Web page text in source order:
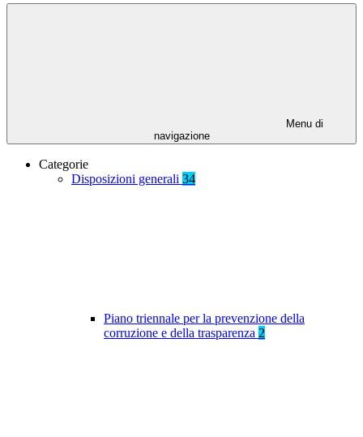
Menu di
navigazione
Categorie
Disposizioni generali 34
Piano triennale per la prevenzione della
corruzione e della trasparenza 2